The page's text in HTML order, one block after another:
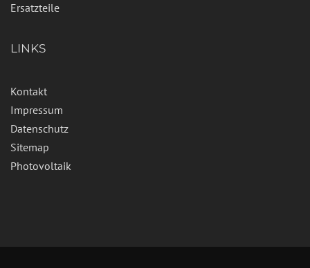
Ersatzteile
LINKS
Kontakt
Impressum
Datenschutz
Sitemap
Photovoltaik